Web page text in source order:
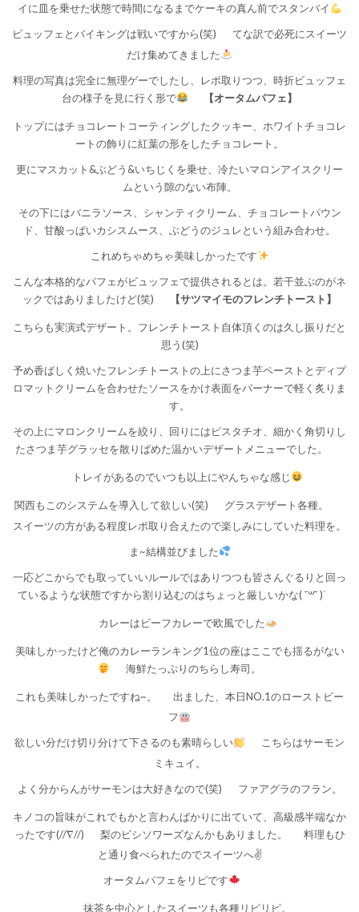
イに皿を乗せた状態で時間になるまでケーキの真ん前でスタンバイ
ビュッフェとバイキングは戦いですから(笑)
てな訳で必死にスイーツ
だけ集めてきました
料理の写真は完全に無理ゲーでしたし、レポ取りつつ、時折ビュッフェ
台の様子を見に行く形で
【オータムパフェ】
トップにはチョコレートコーティングしたクッキー、ホワイトチョコレ
ートの飾りに紅葉の形をしたチョコレート。
更にマスカット&ぶどう&いちじくを乗せ、冷たいマロンアイスクリー
ムという隙のない布陣。
その下にはバニラソース、シャンティクリーム、チョコレートパウン
ド、甘酸っぱいカシスムース、ぶどうのジュレという組み合わせ。
これめちゃめちゃ美味しかったです
こんな本格的なパフェがビュッフェで提供されるとは。若干並ぶのがネ
ックではありましたけど(笑)
【サツマイモのフレンチトースト】
こちらも実演式デザート。フレンチトースト自体頂くのは久し振りだと
思う(笑)
予め香ばしく焼いたフレンチトーストの上にさつま芋ペーストとディプ
ロマットクリームを合わせたソースをかけ表面をバーナーで軽く炙りま
す。
その上にマロンクリームを絞り、回りにはピスタチオ、細かく角切りし
たさつま芋グラッセを散りばめた温かいデザートメニューでした。
トレイがあるのでいつも以上にやんちゃな感じ
関西もこのシステムを導入して欲しい(笑)
グラスデザート各種。
スイーツの方がある程度レポ取り合えたので楽しみにしていた料理を。
ま~結構並びました
一応どこからでも取っていいルールではありつつも皆さんぐるりと回っ
ているような状態ですから割り込むのはちょっと厳しいかな( ¯꒳​¯ )ᐝ
カレーはビーフカレーで欧風でした
美味しかったけど俺のカレーランキング1位の座はここでも揺るがない
海鮮たっぷりのちらし寿司。
これも美味しかったですね~。
出ました、本日NO.1のローストビー
フ
欲しい分だけ切り分けて下さるのも素晴らしい
こちらはサーモン
ミキュイ。
よく分からんがサーモンは大好きなので(笑)
ファアグラのフラン。
キノコの旨味がこれでもかと言わんばかりに出ていて、高級感半端なか
ったです(//∇//)
梨のビシソワーズなんかもありました。
料理もひ
と通り食べられたのでスイーツへ✌️
オータムパフェをリピです
抹茶を中心としたスイーツも各種リピリピ。